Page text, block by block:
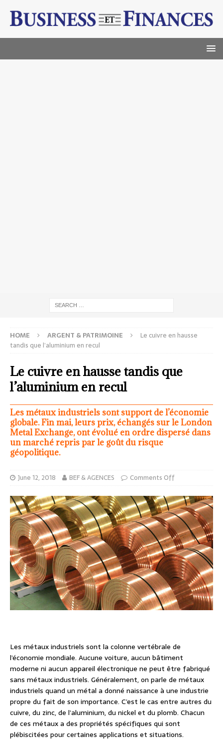
HOME ARGENT & PATRIMOINE
Le cuivre en hausse
tandis que l’aluminium en recul
Le cuivre en hausse tandis que
l’aluminium en recul
Les métaux industriels sont support de l’économie
globale. Fin mai, leurs prix, échangés sur le London
Metal Exchange, ont évolué en ordre dispersé dans
un marché repris par le goût du risque
géopolitique.
June 12, 2018 BEF & AGENCES Comments Off
Les métaux industriels sont la colonne vertébrale de
l’économie mondiale. Aucune voiture, aucun bâtiment
moderne ni aucun appareil électronique ne peut être fabriqué
sans métaux industriels. Généralement, on parle de métaux
industriels quand un métal a donné naissance à une industrie
propre du fait de son importance. C’est le cas entre autres du
cuivre, du zinc, de l’aluminium, du nickel et du plomb. Chacun
de ces métaux a des propriétés spécifiques qui sont
plébiscitées pour certaines applications et situations.